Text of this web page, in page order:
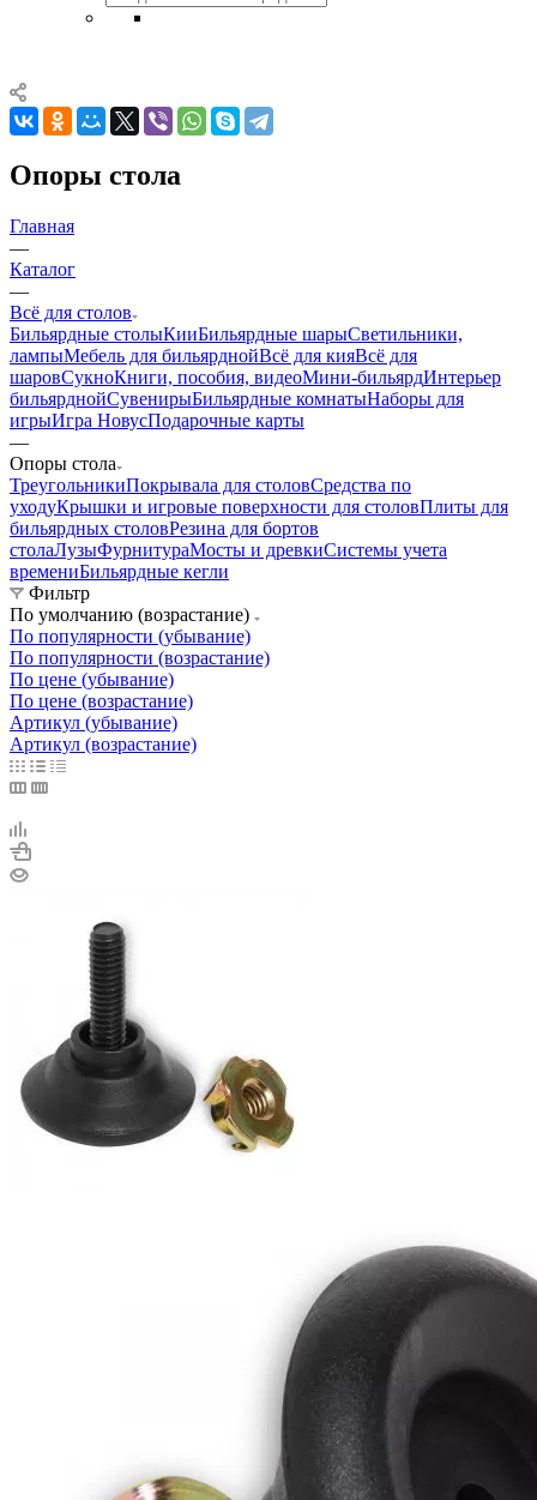
Опоры стола
Главная
—
Каталог
—
Всё для столов
Бильярдные столыКииБильярдные шарыСветильники,
лампыМебель для бильярднойВсё для кияВсё для
шаровСукноКниги, пособия, видеоМини-бильярдИнтерьер
бильярднойСувенирыБильярдные комнатыНаборы для
игрыИгра НовусПодарочные карты
—
Опоры стола
ТреугольникиПокрывала для столовСредства по
уходуКрышки и игровые поверхности для столовПлиты для
бильярдных столовРезина для бортов
столаЛузыФурнитураМосты и древкиСистемы учета
времениБильярдные кегли
Фильтр
По умолчанию (возрастание)
По популярности (убывание)
По популярности (возрастание)
По цене (убывание)
По цене (возрастание)
Артикул (убывание)
Артикул (возрастание)